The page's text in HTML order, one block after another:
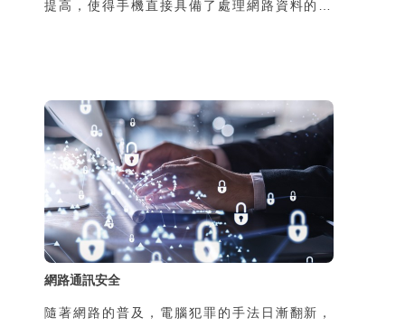
提高，使得手機直接具備了處理網路資料的能
是私用或是經過公司網路管理人員保護，如今
透過手機在陌生的地方使用別人的線路上網，
可能導致通訊內容被竊聽，第二個原因是由於
使用了惡意的App卻不瞭解其風險，也可能導
致個資外洩，並且可能導致本人手機的發話或
簡訊功能被盜用，所
網路通訊安全
隨著網路的普及，電腦犯罪的手法日漸翻新，